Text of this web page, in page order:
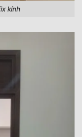
kính